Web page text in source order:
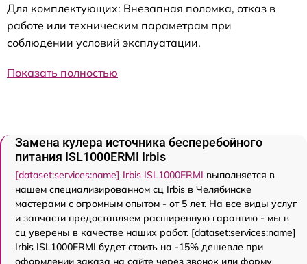
Для комплектующих: Внезапная поломка, отказ в
работе или техническим параметрам при
соблюдении условий эксплуатации.
Показать полностью
Замена кулера источника бесперебойного
питания ISL1000ERMI Irbis
[dataset:services:name] Irbis ISL1000ERMI выполняется в
нашем специализированном сц Irbis в Челябинске
мастерами с огромным опытом - от 5 лет. На все виды услуг
и запчасти предоставляем расширенную гарантию - мы в
сц уверены в качестве наших работ. [dataset:services:name]
Irbis ISL1000ERMI будет стоить на -15% дешевле при
оформлении заказа на сайте через звонок или форму